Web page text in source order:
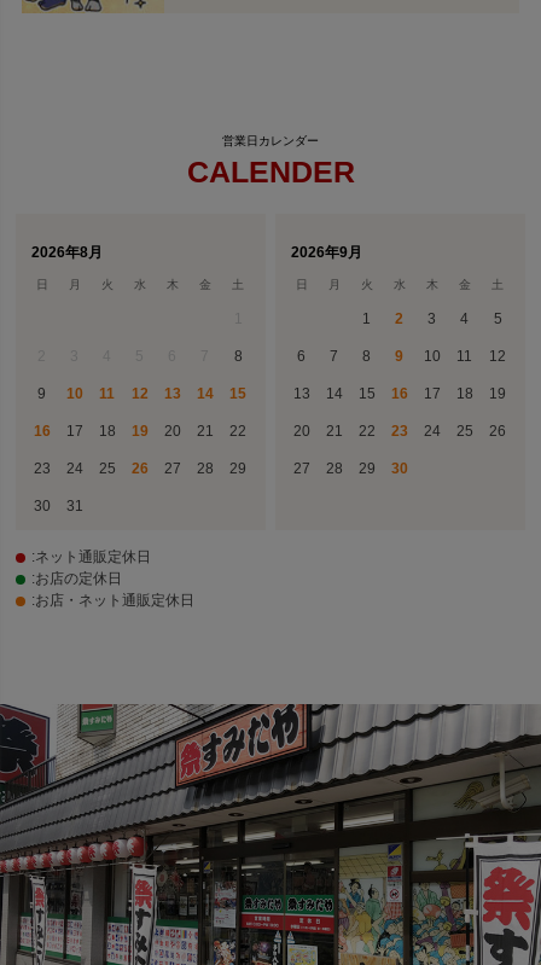
CALENDER
2026年8月
日 月 火 水 木 金 土
8
9 10 11 12 13 14 15
16 17 18 19 20 21 22
23 24 25 26 27 28 29
30 31
2026年9月
日 月 火 水 木 金 土
1 2 3 4 5
6 7 8 9 10 11 12
13 14 15 16 17 18 19
20 21 22 23 24 25 26
27 28 29 30
:ネット通販定休日
:お店の定休日
:お店・ネット通販定休日